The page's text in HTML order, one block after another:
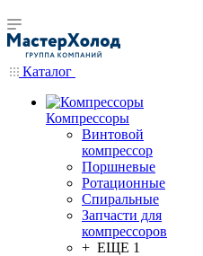
Каталог
Компрессоры
Винтовой
компрессор
Поршневые
Ротационные
Спиральные
Запчасти для
компрессоров
+ ЕЩЕ 1